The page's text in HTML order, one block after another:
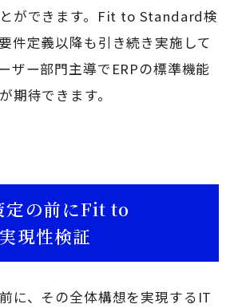
ができます。Fit to Standard検
件定義以降も引き続き実施して
ザー部門主導でERPの標準機能
期待できます。
定の前にFit to
現性検証
に、その全体構想を実現するIT